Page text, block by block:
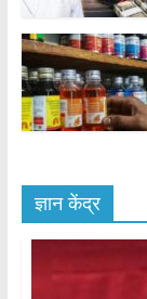
ज्ञान केंद्र